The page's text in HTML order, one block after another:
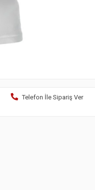
Telefon İle Sipariş Ver